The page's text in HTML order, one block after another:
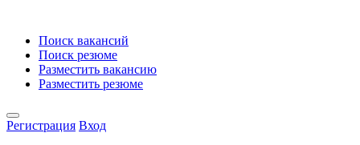
Поиск вакансий
Поиск резюме
Разместить вакансию
Разместить резюме
Регистрация Вход